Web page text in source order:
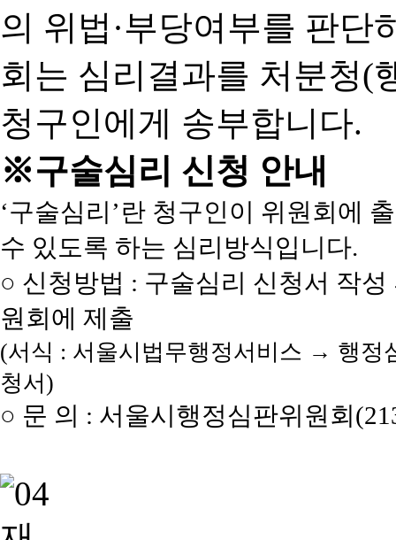
의 위법·부당여부를 판단
회는 심리결과를 처분청(
청구인에게 송부합니다.
※구술심리 신청 안내
‘구술심리’란 청구인이 위원회에
수 있도록 하는 심리방식입니다.
○ 신청방법 : 구술심리 신청서 작
원회에 제출
(서식 : 서울시법무행정서비스 → 행
청서)
○ 문 의 : 서울시행정심판위원회